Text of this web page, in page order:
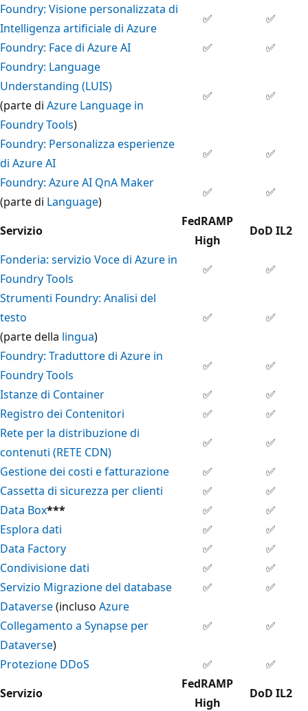
Foundry: Visione personalizzata di
Intelligenza artificiale di Azure
✅
✅
Foundry: Face di Azure AI
✅
✅
Foundry: Language
Understanding (LUIS)
(parte di Azure Language in
Foundry Tools)
✅ ✅
Foundry: Personalizza esperienze
di Azure AI
✅
✅
Foundry: Azure AI QnA Maker
(parte di Language)
✅ ✅
Servizio
FedRAMP
High
DoD IL2
Fonderia: servizio Voce di Azure in
Foundry Tools
✅
✅
Strumenti Foundry: Analisi del
testo
(parte della lingua)
✅ ✅
Foundry: Traduttore di Azure in
Foundry Tools
✅
✅
Istanze di Container
✅
✅
Registro dei Contenitori
✅
✅
Rete per la distribuzione di
contenuti (RETE CDN)
✅
✅
Gestione dei costi e fatturazione
✅
✅
Cassetta di sicurezza per clienti
✅
✅
Data Box*** ✅
✅
Esplora dati
✅
✅
Data Factory
✅
✅
Condivisione dati
✅
✅
Servizio Migrazione del database
✅
✅
Dataverse(incluso Azure
Collegamento a Synapse per
Dataverse)
✅ ✅
Protezione DDoS ✅
✅
Servizio
FedRAMP
High
DoD IL2